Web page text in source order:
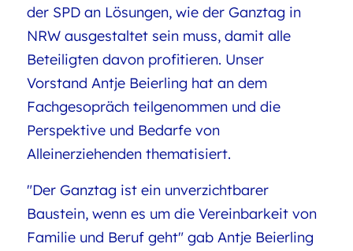
der SPD an Lösungen, wie der Ganztag in
NRW ausgestaltet sein muss, damit alle
Beteiligten davon profitieren. Unser
Vorstand Antje Beierling hat an dem
Fachgesopräch teilgenommen und die
Perspektive und Bedarfe von
Alleinerziehenden thematisiert.
"Der Ganztag ist ein unverzichtbarer
Baustein, wenn es um die Vereinbarkeit von
Familie und Beruf geht" gab Antje Beierling